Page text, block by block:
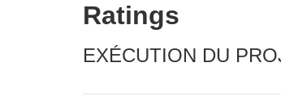
Ratings
EXÉCUTION DU